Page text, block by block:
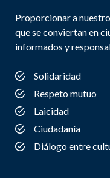
Proporcionar a
que se conviertan en
informados y
Solidaridad
Respeto mutuo
Laicidad
Ciudadanía
Diálogo entre